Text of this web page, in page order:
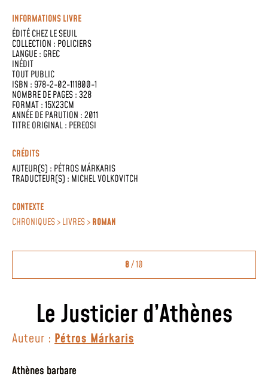
INFORMATIONS LIVRE
ÉDITÉ CHEZLE SEUIL
COLLECTION : POLICIERS
LANGUE : GREC
INÉDIT
TOUT PUBLIC
ISBN : 978-2-02-111800-1
NOMBRE DE PAGES : 328
FORMAT : 15X23CM
ANNÉE DE PARUTION : 2011
TITRE ORIGINAL : PEREOSI
CRÉDITS
AUTEUR(S) : PÉTROS MÁRKARIS
TRADUCTEUR(S) : MICHEL VOLKOVITCH
CONTEXTE
CHRONIQUES > LIVRES >ROMAN
8/ 10
Le Justicier d’Athènes
Auteur : Pétros Márkaris
Athènes barbare